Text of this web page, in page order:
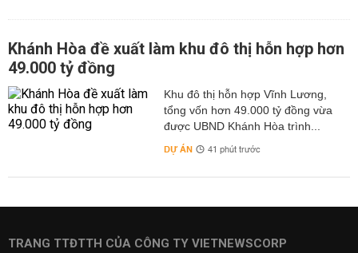
Khánh Hòa đề xuất làm khu đô thị hỗn hợp hơn
49.000 tỷ đồng
Khu đô thị hỗn hợp Vĩnh Lương,
tổng vốn hơn 49.000 tỷ đồng vừa
được UBND Khánh Hòa trình...
DỰ ÁN 41 phút trước
TRANG TTĐTTH CỦA CÔNG TY VIETNEWSCORP